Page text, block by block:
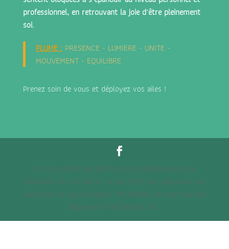
professionnel, en retrouvant la joie d'être pleinement
soi.
PLUME: PRESENCE - LUMIERE - UNITE -
MOUVEMENT - EQUILIBRE
Prenez soin de vous et déployez vos ailes !
Ce site ne fait pas partie du site Facebook ou de
Facebook Inc. En outre, ce site n'est pas approuvé par
Facebook en aucune façon. FACEBOOK est une marque
déposée de FACEBOOK, Inc.